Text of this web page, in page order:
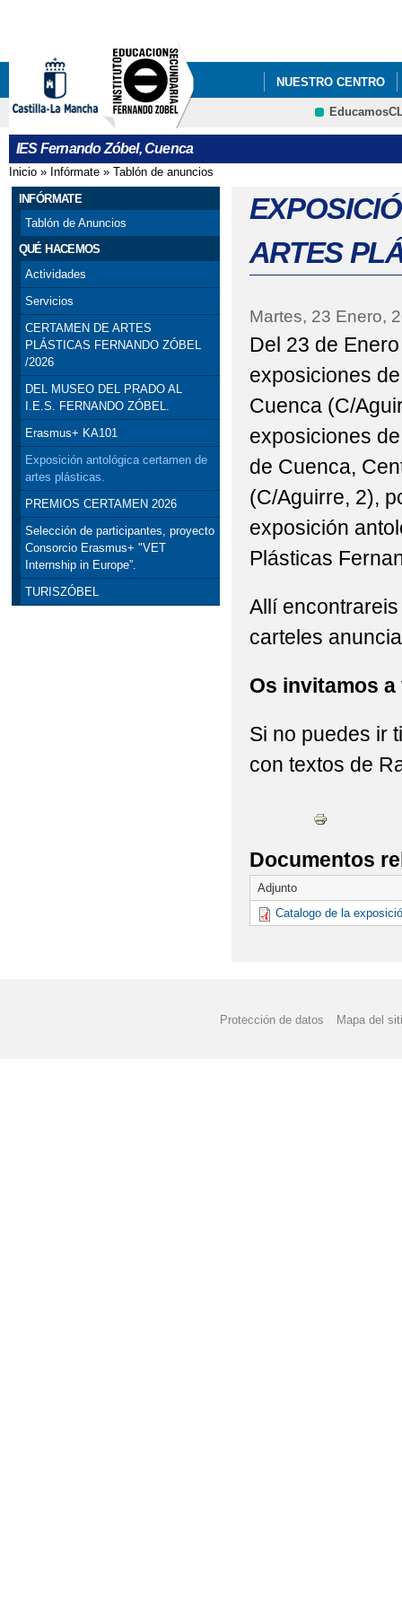
NUESTRO CENTRO
FORMACIÓN
IES Fernando Zóbel, Cuenca
Se encuentra usted aquí
Inicio » Infórmate » Tablón de anuncios
INFÓRMATE
Tablón de Anuncios
QUÉ HACEMOS
Actividades
Servicios
CERTAMEN DE ARTES
PLÁSTICAS FERNANDO ZÓBEL
/2026
DEL MUSEO DEL PRADO AL
I.E.S. FERNANDO ZÓBEL.
Erasmus+ KA101
Exposición antológica certamen de
artes plásticas.
PREMIOS CERTAMEN 2026
Selección de participantes, proyecto
Consorcio Erasmus+ "VET
Internship in Europe”.
TURISZÓBEL
ARTES
Martes, 23 Enero,
Del 23 de
exposiciones
Cuenca (C/
exposiciones
de Cuenca,
(C/Aguirre, 2),
exposición
Plásticas
Allí
carteles
Os invitamos
Si no puedes ir
con textos de
Documentos
Adjunto
Catalogo de la
Protección de datos Mapa del